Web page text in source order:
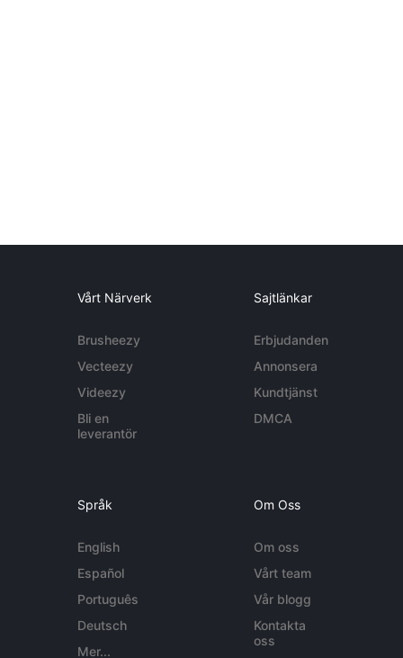
Vårt Närverk
Brusheezy
Vecteezy
Videezy
Bli en
leverantör
Sajtlänkar
Erbjudanden
Annonsera
Kundtjänst
DMCA
Språk
English
Español
Português
Deutsch
Mer...
Om Oss
Om oss
Vårt team
Vår blogg
Kontakta
oss